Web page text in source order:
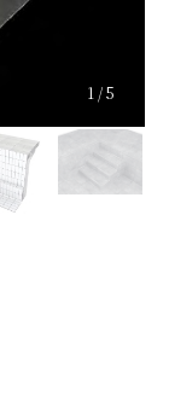
1 / 5